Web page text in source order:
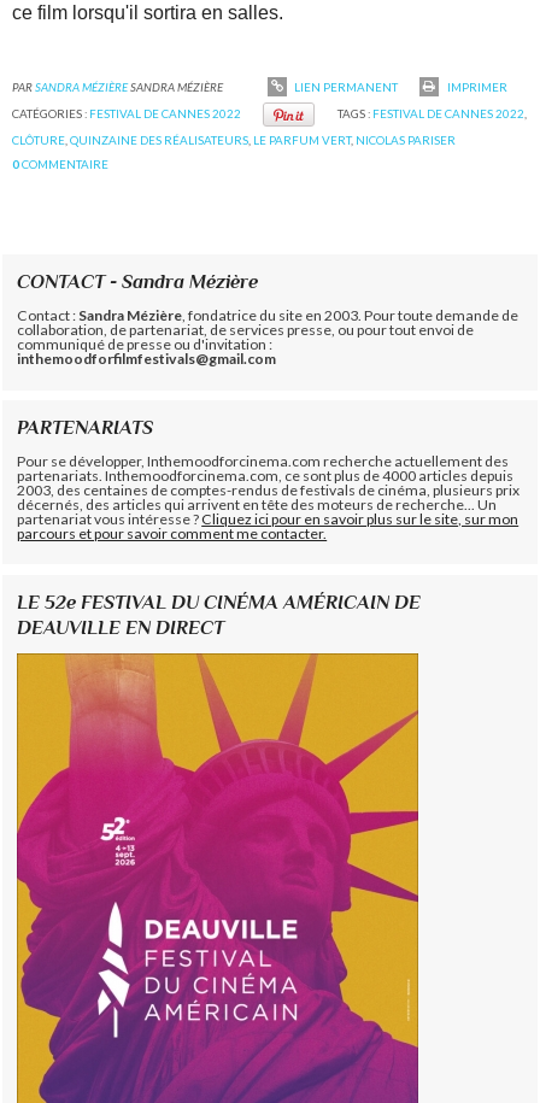
ce film lorsqu'il sortira en salles.
PARSANDRA MÉZIÈRESANDRA MÉZIÈRE LIEN PERMANENT
IMPRIMER
CATÉGORIES : FESTIVAL DE CANNES 2022 TAGS : FESTIVAL DE CANNES 2022
CLÔTURE ,QUINZAINE DES RÉALISATEURS LE PARFUM VERT, NICOLAS PARISER
0COMMENTAIRE
CONTACT - Sandra Mézière
Contact : Sandra Mézière , fondatrice du site en 2003. Pour toute demande de
collaboration, de partenariat, de services presse, ou pour tout envoi de
communiqué de presse ou d'invitation :
inthemoodforfilmfestivals@gmail.com
PARTENARIATS
Pour se développer, Inthemoodforcinema.com recherche actuellement des
partenariats. Inthemoodforcinema.com, ce sont plus de 4000 articles depuis
2003, des centaines de comptes-rendus de festivals de cinéma, plusieurs prix
décernés, des articles qui arrivent en tête des moteurs de recherche... Un
partenariat vous intéresse ?Cliquez ici pour en savoir plus sur le site, sur mon
parcours et pour savoir comment me contacter.
LE 52e FESTIVAL DU CINÉMA AMÉRICAIN DE
DEAUVILLE EN DIRECT